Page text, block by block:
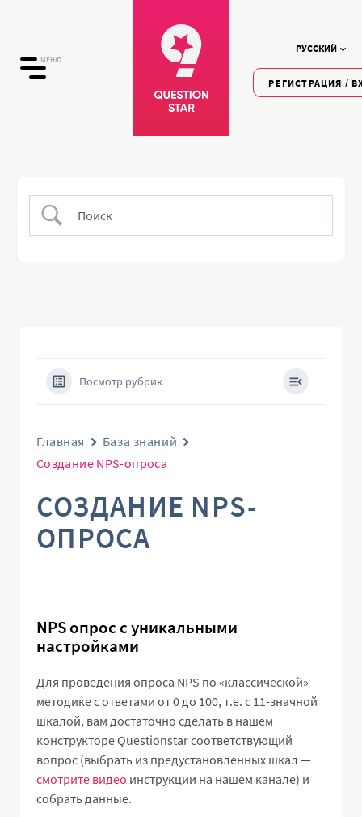
МЕНЮ
РУССКИЙ
РЕГИСТРАЦИЯ /
Посмотр рубрик
Главная
База знаний
Создание NPS-опроса
СОЗДАНИЕ NPS-
ОПРОСА
NPS опрос с уникальными
настройками
Для проведения опроса NPS по «классической»
методике с ответами от 0 до 100, т.е. с 11-значной
шкалой, вам достаточно сделать в нашем
конструкторе Questionstar соответствующий
вопрос (выбрать из предустановленных шкал —
смотрите видео инструкции на нашем канале) и
собрать данные.